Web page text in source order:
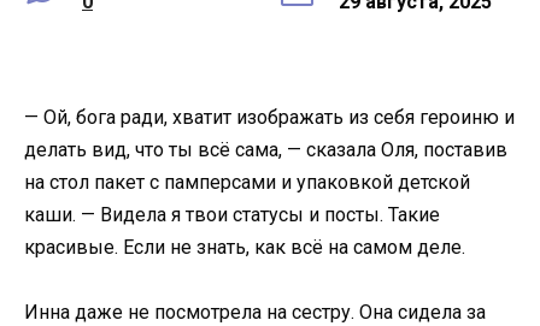
— Ой, бога ради, хватит изображать из себя героиню и
делать вид, что ты всё сама, — сказала Оля, поставив
на стол пакет с памперсами и упаковкой детской
каши. — Видела я твои статусы и посты. Такие
красивые. Если не знать, как всё на самом деле.
Инна даже не посмотрела на сестру. Она сидела за